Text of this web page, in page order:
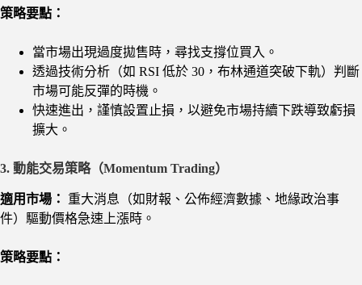
策略要點：
當市場出現過度拋售時，尋找支撐位買入。
透過技術分析（如 RSI 低於 30，布林通道突破下軌）判斷
市場可能反彈的時機。
快速進出，謹慎設置止損，以避免市場持續下跌導致虧損
擴大。
3. 動能交易策略（Momentum Trading）
適用市場：
重大消息（如財報、公佈經濟數據、地緣政治事
件）驅動價格急速上漲時。
策略要點：